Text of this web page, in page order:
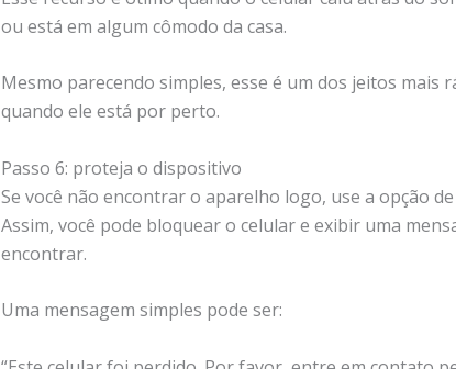
ou está em algum cômodo da casa.
Mesmo parecendo simples, esse é um dos jeitos mais
quando ele está por perto.
Passo 6: proteja o dispositivo
Se você não encontrar o aparelho logo, use a opção
Assim, você pode bloquear o celular e exibir uma
encontrar.
Uma mensagem simples pode ser: